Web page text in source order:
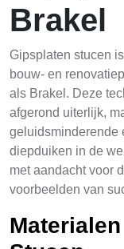
Brakel
Gipsplaten stucen
bouw- en
als Brakel. Deze
afgerond uiterlijk,
geluidsminderende
diepduiken in de
met aandacht voor
voorbeelden van